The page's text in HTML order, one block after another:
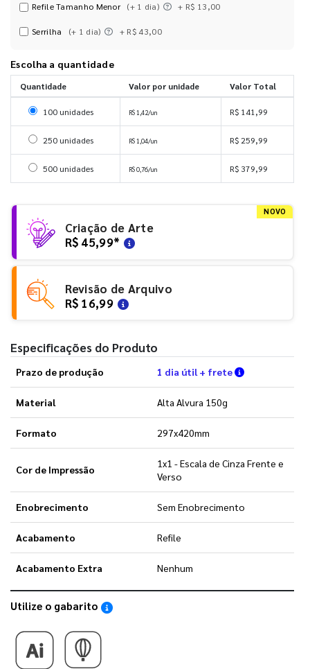
Refile Tamanho Menor (+ 1 dia) + R$ 13,00
Serrilha (+ 1 dia) + R$ 43,00
Escolha a quantidade
Quantidade Valor por unidade Valor Total
Selecionar 100 unidades
100 unidades R$ 1,42/un R$ 141,99
Selecionar 250 unidades
250 unidades R$ 1,04/un R$ 259,99
Selecionar 500 unidades
500 unidades R$ 0,76/un R$ 379,99
NOVO
Criação de Arte
R$ 45,99*
Revisão de Arquivo
R$ 16,99
Especificações do Produto
Prazo de produção 1 dia útil + frete Verifique as
Material Alta Alvura 150g
Formato 297x420mm
Cor de Impressão
1x1 - Escala de Cinza Frente e
Verso
Enobrecimento Sem Enobrecimento
Acabamento Refile
Acabamento Extra Nenhum
Utilize o gabarito Saiba como utilizar os nossos gabaritos